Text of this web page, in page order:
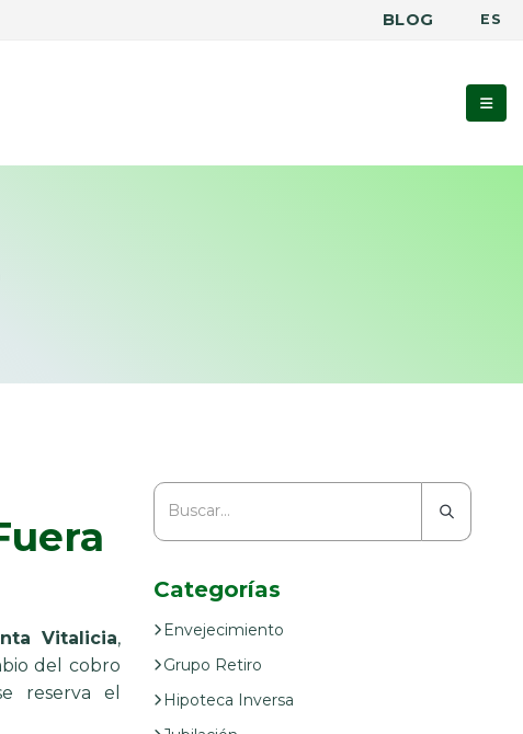
BLOG ES
Vitalicia,
del cobro
reserva el
Categorías
Envejecimiento
Grupo Retiro
Hipoteca Inversa